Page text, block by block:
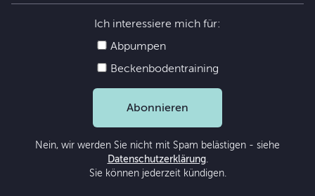
Ich interessiere mich für:
Abpumpen
Beckenbodentraining
Abonnieren
Nein, wir werden Sie nicht mit Spam belästigen - siehe
Datenschutzerklärung.
Sie können jederzeit kündigen.